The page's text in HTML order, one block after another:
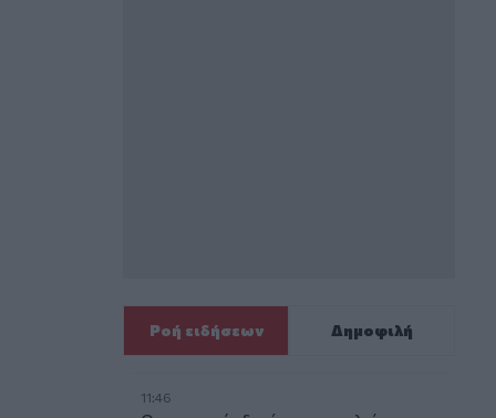
Ροή ειδήσεων Δημοφιλή
11:46